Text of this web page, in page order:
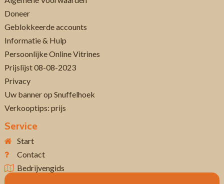
Doneer
Geblokkeerde accounts
Informatie & Hulp
Persoonlijke Online Vitrines
Prijslijst 08-08-2023
Privacy
Uw banner op Snuffelhoek
Verkooptips: prijs
Service
Start
Contact
Bedrijvengids